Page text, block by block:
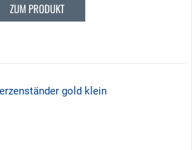
ZUM PRODUKT